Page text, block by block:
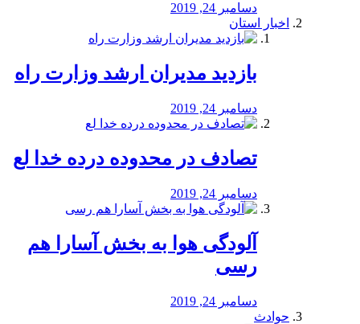
دسامبر 24, 2019
اخبار استان
بازدید مدیران ارشد وزارت راه
دسامبر 24, 2019
تصادف در محدوده درده خدا لع
دسامبر 24, 2019
آلودگی هوا به بخش آسارا هم
رسی
دسامبر 24, 2019
حوادث